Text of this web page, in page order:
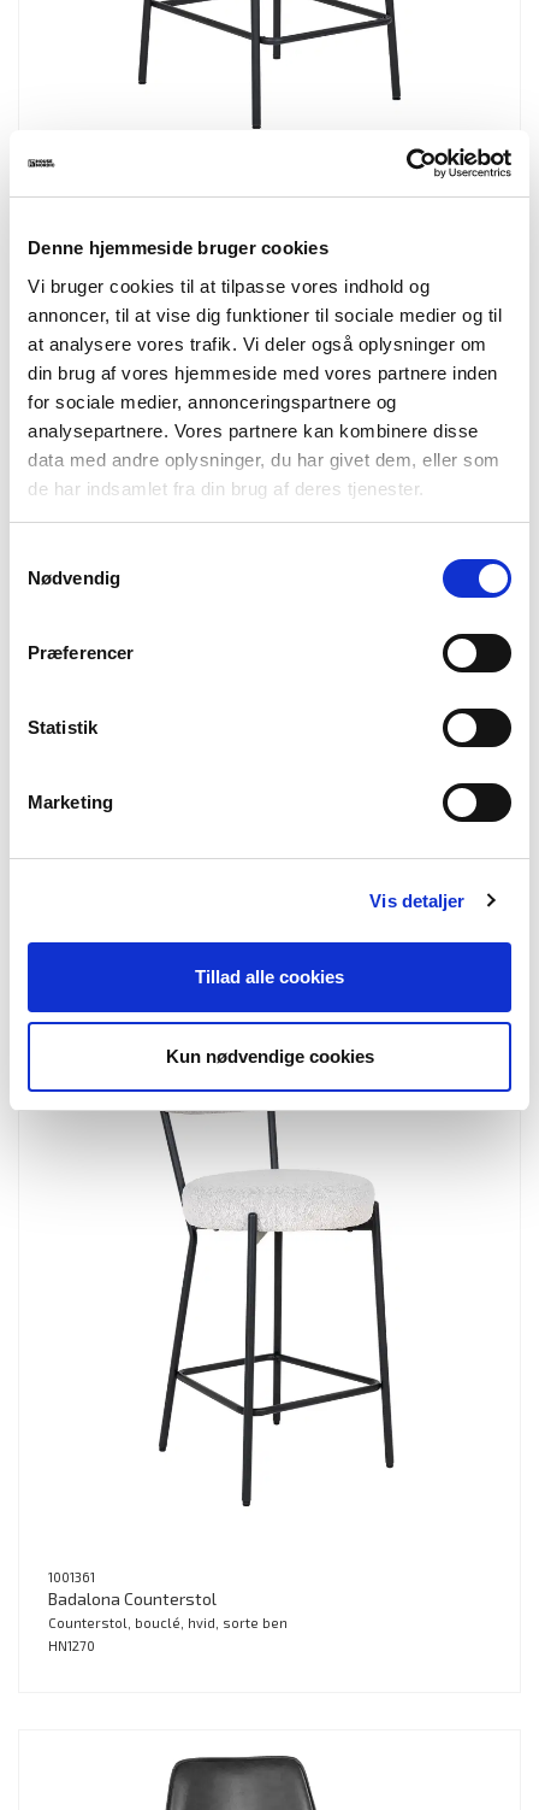
Denne hjemmeside bruger cookies
Vi bruger cookies til at tilpasse vores indhold og
annoncer, til at vise dig funktioner til sociale medier og til
at analysere vores trafik. Vi deler også oplysninger om
din brug af vores hjemmeside med vores partnere inden
for sociale medier, annonceringspartnere og
analysepartnere. Vores partnere kan kombinere disse
data med andre oplysninger, du har givet dem, eller som
de har indsamlet fra din brug af deres tjenester.
Nødvendig
Præferencer
Statistik
Marketing
Vis detaljer
Tillad alle cookies
Kun nødvendige cookies
1001385
Counterstol, ryg i asketræ, brunt sæde med sorte ben
Counterstol, teak, natur
1001361
Badalona Counterstol
Counterstol, bouclé, hvid, sorte ben
HN1270